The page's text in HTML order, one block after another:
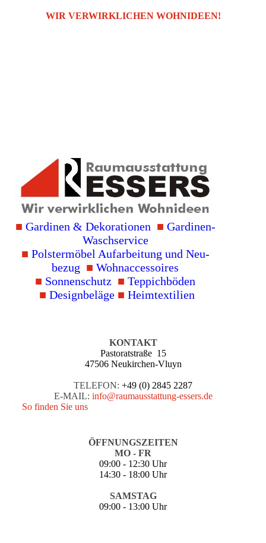
WIR VERWIRKLICHEN WOHNIDEEN!
■ Gardinen & Deko­rationen ■ Gardinen-
Wasch­service
■ Polster­möbel Auf­arbei­tung und Neu­
bezug ■ Wohn­accessoires
■ Sonnen­schutz ■ Teppich­böden
■ Design­beläge ■ Heim­textilien
KONTAKT
Pastoratstraße 15
47506 Neukirchen-Vluyn
TELEFON: +49 (0) 2845 2287
E-MAIL: info@raumausstattung-essers.de
So finden Sie uns
ÖFFNUNGSZEITEN
MO - FR
09:00 - 12:30 Uhr
14:30 - 18:00 Uhr
SAMSTAG
09:00 - 13:00 Uhr